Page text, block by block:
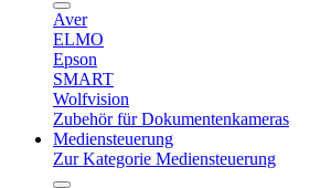
Aver
ELMO
Epson
SMART
Wolfvision
Zubehör für Dokumentenkameras
Mediensteuerung
Zur Kategorie Mediensteuerung